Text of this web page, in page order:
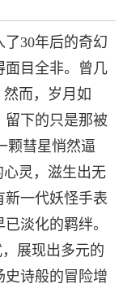
了30年后的奇幻
面目全非。曾几
而，岁月如
留下的只是那被
颗彗星悄然逼
灵，滋生出无
新一代妖怪手表
淡化的羁绊。
展现出多元的
史诗般的冒险增